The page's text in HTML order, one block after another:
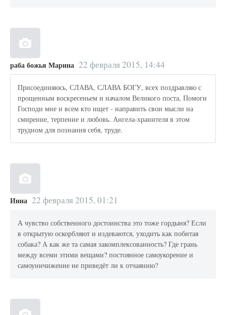
раба божья Марина 22 февраля 2015, 14:44
Присоединяюсь, СЛАВА, СЛАВА БОГУ, всех поздравляю с
прощенным воскресеньем и началом Великого поста, Помоги
Господи мне и всем кто ищет - направить свои мысли на
смирение, терпение и любовь. Ангела-хранителя в этом
трудном для познания себя, труде.
Инна 22 февраля 2015, 01:21
А чувство собственного достоинства это тоже гордыня? Если
в открытую оскорбляют и издеваются, уходить как побитая
собака? А как же та самая закомплексованность? Где грань
между всеми этими вещами? постоянное самоукорение и
самоуничижение не приведёт ли к отчаянию?